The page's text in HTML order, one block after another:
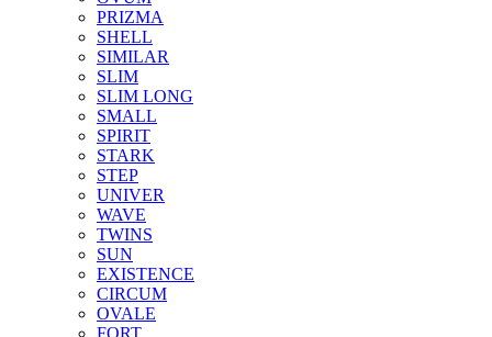
PRIZMA
SHELL
SIMILAR
SLIM
SLIM LONG
SMALL
SPIRIT
STARK
STEP
UNIVER
WAVE
TWINS
SUN
EXISTENCE
CIRCUM
OVALE
FORT